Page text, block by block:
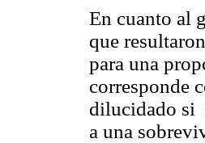
En cuanto al
que
para una
corresponde
dilucidado si
a una